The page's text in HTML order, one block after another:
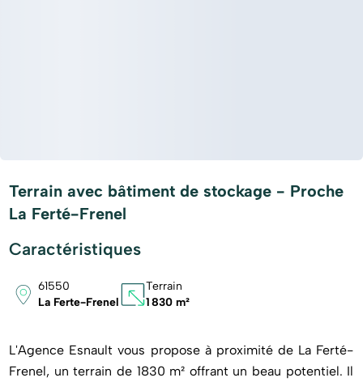
Terrain avec bâtiment de stockage - Proche
La Ferté-Frenel
Caractéristiques
61550
La Ferte-Frenel
Terrain
1 830 m²
L'Agence Esnault vous propose à proximité de La Ferté-
Frenel, un terrain de 1830 m² offrant un beau potentiel. Il